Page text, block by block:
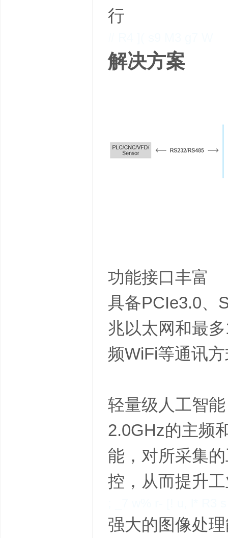
行
解决方案
功能接口丰富
具备PCIe3.0、
兆以太网和最
频WiFi等通讯
轻量级人工智能
2.0GHz的主频
能，对所采集
控，从而提升
强大的图像处